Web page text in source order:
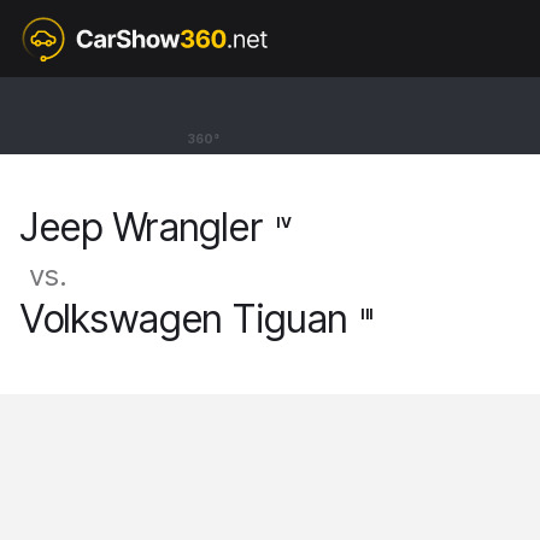
360°
Jeep Wrangler
Jeep Wrangler IV
vs.
Volkswagen Tiguan III